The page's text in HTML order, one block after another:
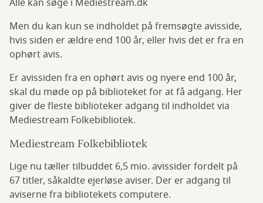
Alle kan søge i Mediestream.dk
Men du kan kun se indholdet på fremsøgte avisside,
hvis siden er ældre end 100 år, eller hvis det er fra en
ophørt avis.
Er avissiden fra en ophørt avis og nyere end 100 år,
skal du møde op på biblioteket for at få adgang. Her
giver de fleste biblioteker adgang til indholdet via
Mediestream Folkebibliotek.
Mediestream Folkebibliotek
Lige nu tæller tilbuddet 6,5 mio. avissider fordelt på
67 titler, såkaldte ejerløse aviser. Der er adgang til
aviserne fra bibliotekets computere.